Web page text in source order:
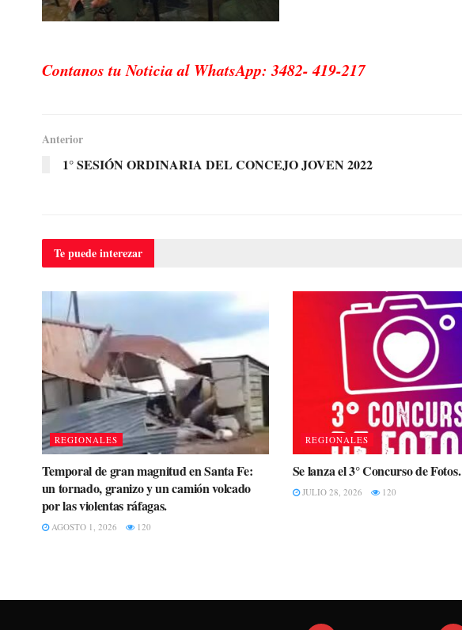
Contanos tu Noticia al WhatsApp: 3482- 419-217
Anterior
1° SESIÓN ORDINARIA DEL CONCEJO JOVEN 2022
Te puedeinterezar
REGIONALES
Temporal de gran magnitud en Santa Fe:
un tornado, granizo y un camión volcado
por las violentas ráfagas.
AGOSTO 1, 2026 120
REGIONALES
Se lanza el 3° Concurso de Fotos.
JULIO 28, 2026 120